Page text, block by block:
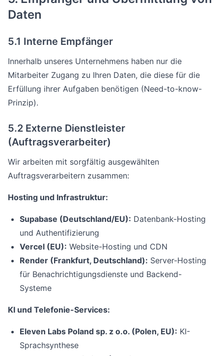
Daten
5.1 Interne Empfänger
Innerhalb unseres Unternehmens haben nur die
Mitarbeiter Zugang zu Ihren Daten, die diese für die
Erfüllung ihrer Aufgaben benötigen (Need-to-know-
Prinzip).
5.2 Externe Dienstleister
(Auftragsverarbeiter)
Wir arbeiten mit sorgfältig ausgewählten
Auftragsverarbeitern zusammen:
Hosting und Infrastruktur:
Supabase (Deutschland/EU): Datenbank-Hosting
und Authentifizierung
Vercel (EU): Website-Hosting und CDN
Render (Frankfurt, Deutschland): Server-Hosting
für Benachrichtigungsdienste und Backend-
Systeme
KI und Telefonie-Services:
Eleven Labs Poland sp. z o.o. (Polen, EU): KI-
Sprachsynthese